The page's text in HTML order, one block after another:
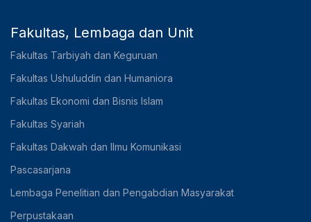
Fakultas, Lembaga dan Unit
Fakultas Tarbiyah dan Keguruan
Fakultas Ushuluddin dan Humaniora
Fakultas Ekonomi dan Bisnis Islam
Fakultas Syariah
Fakultas Dakwah dan Ilmu Komunikasi
Pascasarjana
Lembaga Penelitian dan Pengabdian Masyarakat
Perpustakaan